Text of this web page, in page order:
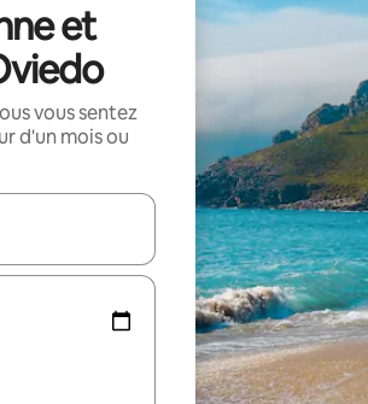
et
vous sentez
d'un mois ou
les flèches vers le haut et vers le bas